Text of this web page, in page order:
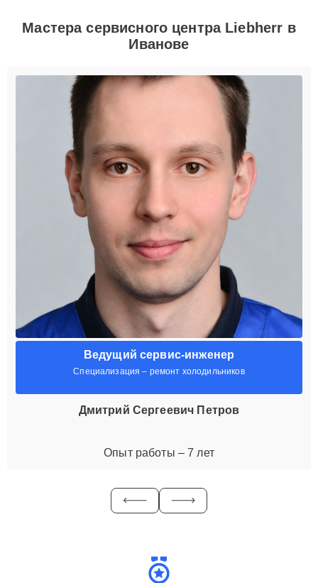
Мастера сервисного центра Liebherr в
Иванове
Ведущий сервис-инженер
Специализация – ремонт холодильников
Дмитрий Сергеевич Петров
Опыт работы – 7 лет